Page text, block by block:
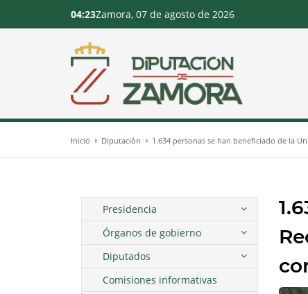
04:23Zamora, 07 de agosto de 2026
Inicio Diputación 1.634 personas se han beneficiado de la
Presidencia
Órganos de gobierno
Diputados
Comisiones informativas